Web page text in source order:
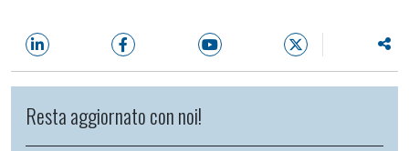
Resta aggiornato con noi!